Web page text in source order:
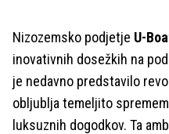
Nizozemsko podjetje U-
inovativnih dosežkih na
je nedavno predstavilo
obljublja temeljito
luksuznih dogodkov. Ta